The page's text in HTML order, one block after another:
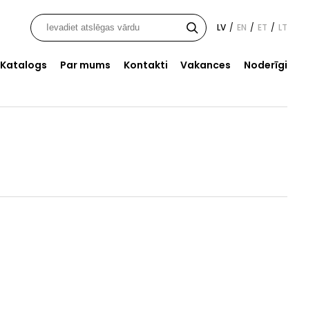
Katalogs Par mums Kontakti Vakances Noderīgi
LV / EN / ET / LT